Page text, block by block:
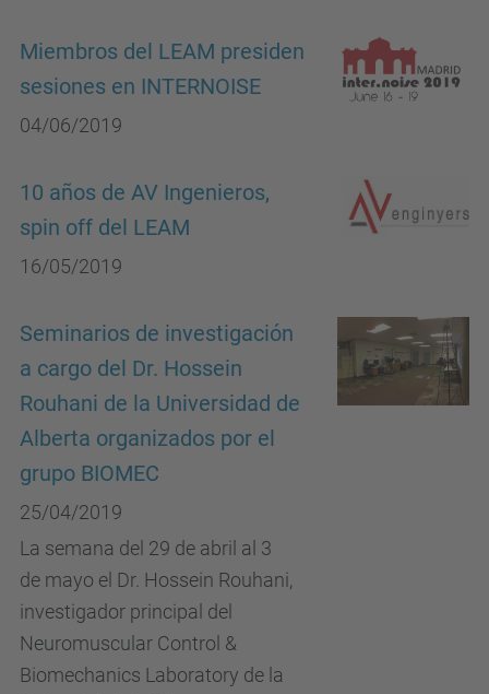
Miembros del LEAM presiden
sesiones en INTERNOISE
04/06/2019
10 años de AV Ingenieros,
spin off del LEAM
16/05/2019
Seminarios de investigación
a cargo del Dr. Hossein
Rouhani de la Universidad de
Alberta organizados por el
grupo BIOMEC
25/04/2019
La semana del 29 de abril al 3
de mayo el Dr. Hossein Rouhani,
investigador principal del
Neuromuscular Control &
Biomechanics Laboratory de la